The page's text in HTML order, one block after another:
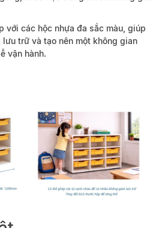
với các hộc nhựa đa sắc màu, giúp
trữ và tạo nên một không gian
vận hành.